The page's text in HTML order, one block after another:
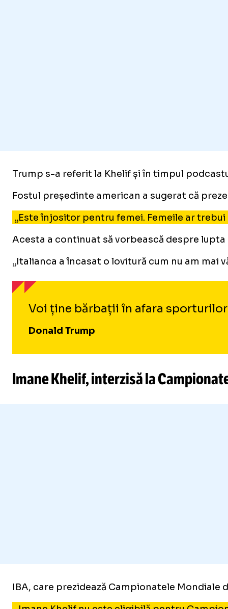
Trump s-a referit la Khelif și în timpul
Fostul președinte american a sugerat că
„Este înjositor pentru femei. Femeile ar
Acesta a continuat să vorbească despre
„Italianca a încasat o lovitură cum nu am mai
Voi ține bărbații în afara
Donald Trump
Imane Khelif, interzisă la
IBA, care prezidează Campionatele